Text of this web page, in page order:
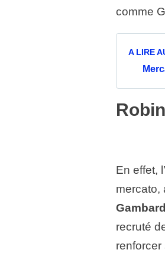
comme
A LIRE
En effet,
mercato,
recruté
renforcer